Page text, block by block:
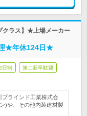
クラス】★上場メーカー
★年休124日★
日制 第二新卒歓迎
ブラインド工業株式会
)や、その他内装建材製